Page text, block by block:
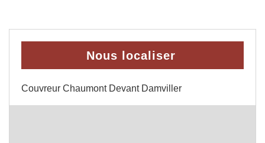
Nous localiser
Couvreur Chaumont Devant Damviller